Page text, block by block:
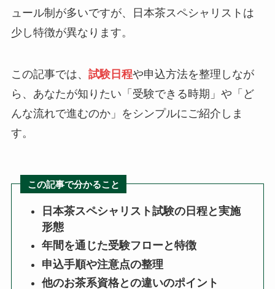
ュール制が多いですが、日本茶スペシャリストは
少し特徴が異なります。
この記事では、 試験日程や申込方法を整理しなが
ら、あなたが知りたい「受験できる時期」や「ど
んな流れで進むのか」をシンプルにご紹介しま
す。
この記事で分かること
日本茶スペシャリスト試験の日程と実施
形態
年間を通じた受験フローと特徴
申込手順や注意点の整理
他のお茶系資格との違いのポイント